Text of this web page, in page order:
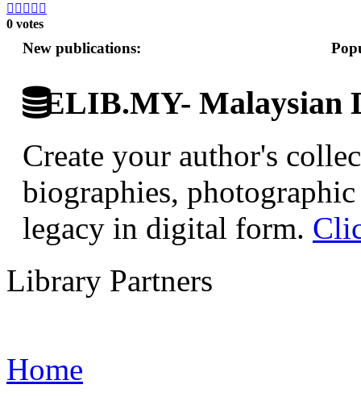
    
0 votes
New publications:
ELIB.MY- Malaysian
Create your author's
biographies,
legacy in digital form.
Library Partners
Home